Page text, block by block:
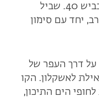
שחור מגיעה לצומת ממערב, מכביש 40. שביל
יחד עם סימון
על דרך העפר של
לאשקלון. הקו
הים התיכון,